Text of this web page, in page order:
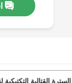
السترة القتالية